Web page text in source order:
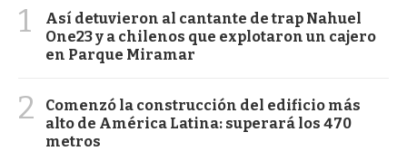
1
Así detuvieron al cantante de trap Nahuel
One23 y a chilenos que explotaron un cajero
en Parque Miramar
2
Comenzó la construcción del edificio más
alto de América Latina: superará los 470
metros